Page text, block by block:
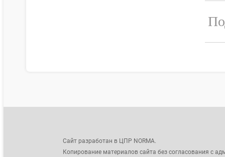
Сайт разработан в ЦПР NORMA.
Копирование материалов сайта без согласования с